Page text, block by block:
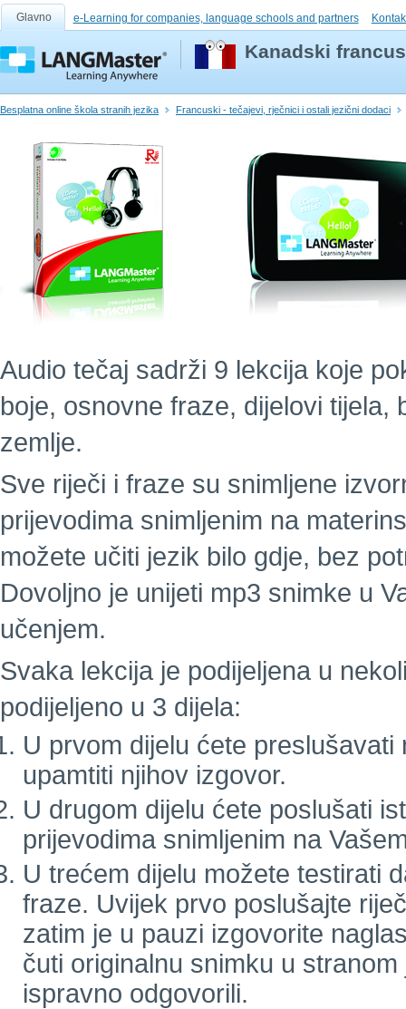
Glavno e-Learning for companies, language schools and partners
Kanadski
Besplatna online škola stranih jezika Francuski - tečajevi, rječnici i ostali jezični dodaci
Audio tečaj sadrži 9 lekcija koje
boje, osnovne fraze, dijelovi
zemlje.
Sve riječi i fraze su snimljene
prijevodima snimljenim na
možete učiti jezik bilo gdje, bez
Dovoljno je unijeti mp3 snimke u
učenjem.
Svaka lekcija je podijeljena u
podijeljeno u 3 dijela:
U prvom dijelu ćete
upamtiti njihov izgovor.
U drugom dijelu ćete poslušati
prijevodima snimljenim na
U trećem dijelu možete testirati
fraze. Uvijek prvo poslušajte
zatim je u pauzi izgovorite
čuti originalnu snimku u
ispravno odgovorili.